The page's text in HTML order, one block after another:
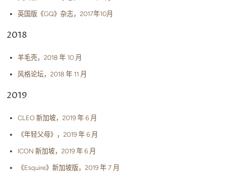
英国版《GQ》杂志，2017年10月
2018
羊毛壳，2018 年 10 月
风格论坛，2018 年 11 月
2019
CLEO 新加坡，2019 年 6 月
《年轻父母》，2019 年 6 月
ICON 新加坡，2019 年 6 月
《Esquire》新加坡版，2019 年 7 月